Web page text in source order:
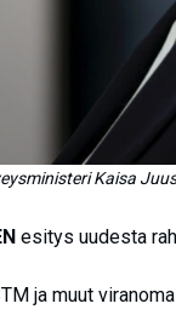
Kaisa
esitys uudesta
ja muut